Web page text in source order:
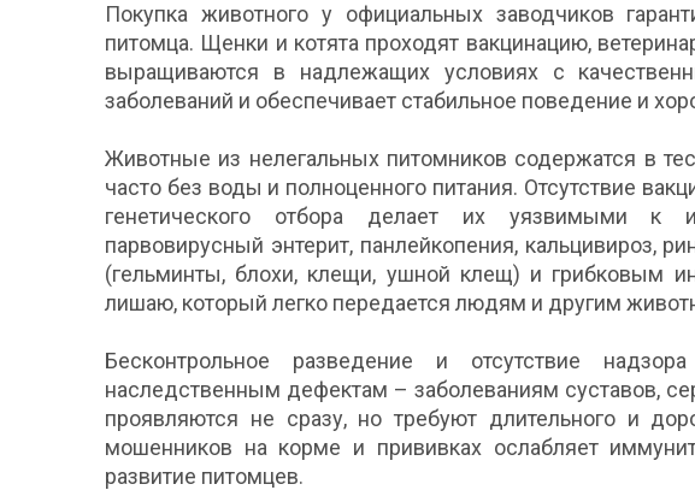
Покупка животного у официальных заводчиков
питомца. Щенки и котята проходят вакцинацию,
выращиваются в надлежащих условиях с
заболеваний и обеспечивает стабильное поведение и
Животные из нелегальных питомников содержатся в
часто без воды и полноценного питания. Отсутствие
генетического отбора делает их уязвимыми к
парвовирусный энтерит, панлейкопения, кальцивироз,
(гельминты, блохи, клещи, ушной клещ) и грибковым
лишаю, который легко передается людям и другим
Бесконтрольное разведение и отсутствие
наследственным дефектам – заболеваниям суставов,
проявляются не сразу, но требуют длительного и
мошенников на корме и прививках ослабляет
развитие питомцев.